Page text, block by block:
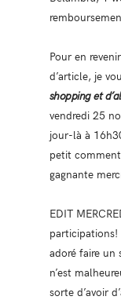
Pour en
d’article, je
shopping et
vendredi 25
jour-là à
petit
gagnante
EDIT
participations!
adoré faire un
n’est
sorte d’avoir